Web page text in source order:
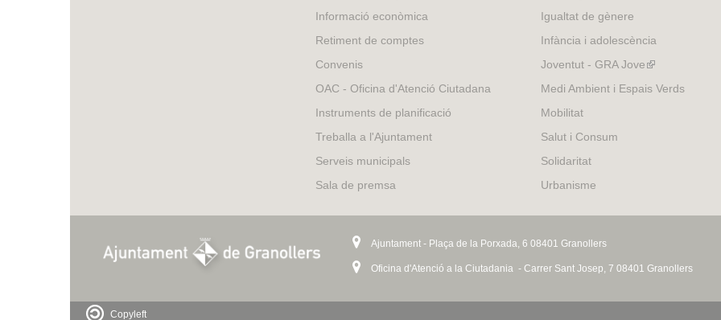
Informació econòmica
Retiment de comptes
Convenis
OAC - Oficina d'Atenció Ciutadana
Instruments de planificació
Treballa a l'Ajuntament
Serveis municipals
Sala de premsa
Igualtat de gènere
Infància i adolescència
Joventut - GRA Jove(link
is
Medi Ambient i Espais Verds
Mobilitat
Salut i Consum
Solidaritat
Urbanisme
Ajuntament - Plaça de la Porxada, 6 08401 Granollers
Oficina d'Atenció a la Ciutadania - Carrer Sant Josep, 7 08401 Granollers
Copyleft